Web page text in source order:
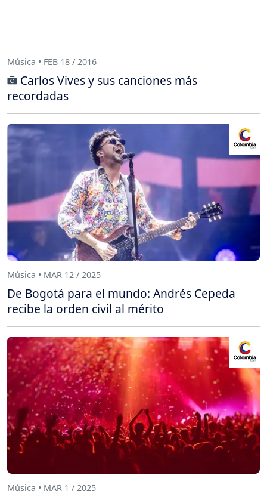
Música • FEB 18 / 2016
Carlos Vives y sus canciones más
recordadas
Música • MAR 12 / 2025
De Bogotá para el mundo: Andrés Cepeda
recibe la orden civil al mérito
Música • MAR 1 / 2025